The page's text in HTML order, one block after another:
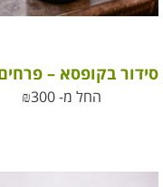
החל מ-
₪300